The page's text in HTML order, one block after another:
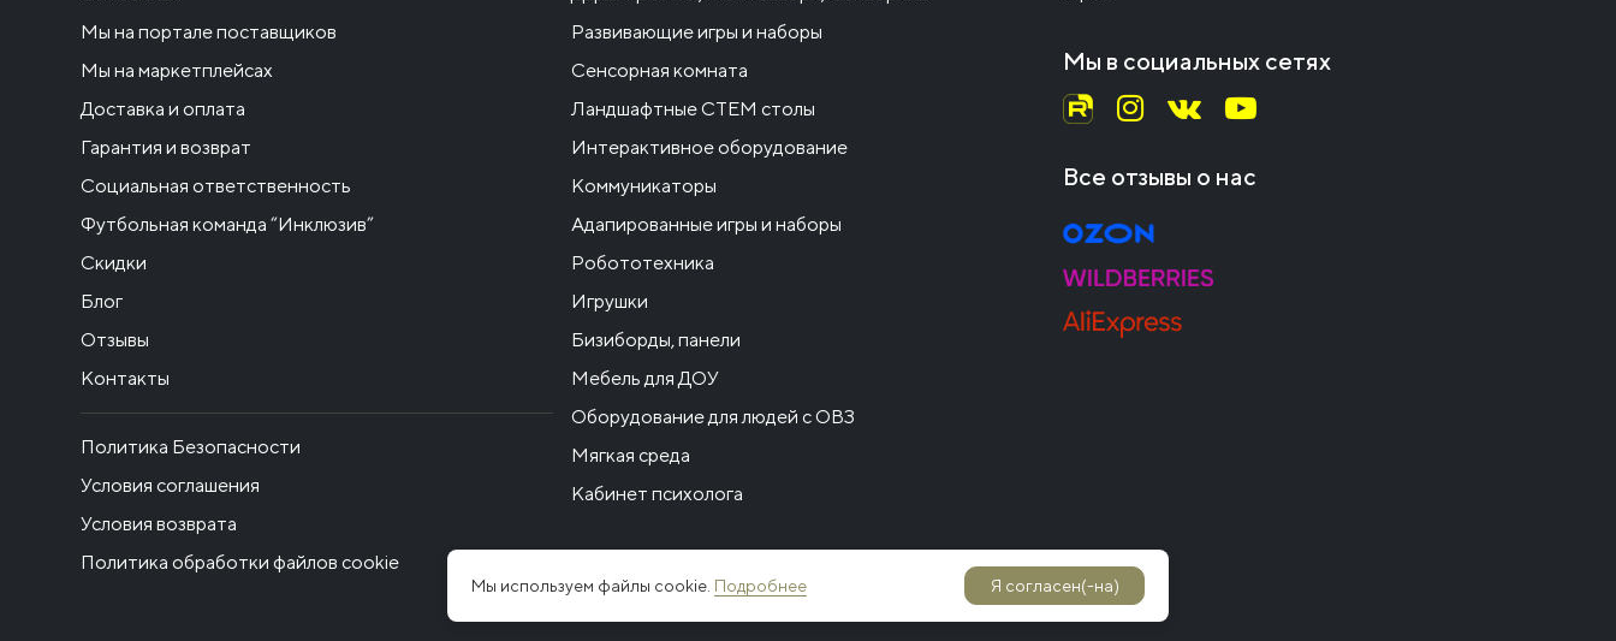
Мы на портале поставщиков
Мы на маркетплейсах
Доставка и оплата
Гарантия и возврат
Социальная ответственность
Футбольная команда “Инклюзив”
Скидки
Блог
Отзывы
Контакты
Политика Безопасности
Условия соглашения
Условия возврата
Политика обработки файлов cookie
Развивающие игры и наборы
Сенсорная комната
Ландшафтные СТЕМ столы
Интерактивное оборудование
Коммуникаторы
Адапированные игры и наборы
Робототехника
Игрушки
Бизиборды, панели
Мебель для ДОУ
Оборудование для людей с ОВЗ
Мягкая среда
Кабинет психолога
Мы в социальных сетях
Все отзывы о нас
Мы используем файлы cookie. Подробнее Я согласен(-на)